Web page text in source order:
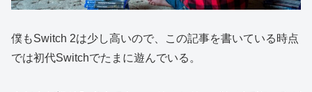
僕もSwitch 2は少し高いので、この記事を書いている時点
では初代Switchでたまに遊んでいる。